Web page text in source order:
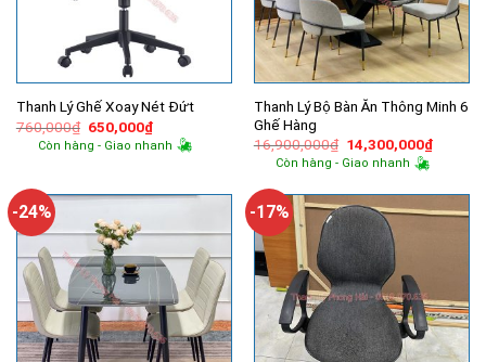
Thanh Lý Ghế Xoay Nét Đứt
760,000₫ Giá
gốc
là:
650,000₫Giá
hiện
tại
Còn hàng - Giao nhanh
Thanh Lý Bộ Bàn Ăn Thông Minh 6
Ghế Hàng
16,900,000₫ Giá
gốc
là:
14,300,000₫Giá
hiện
Còn hàng - Giao nhanh
-24% -17%